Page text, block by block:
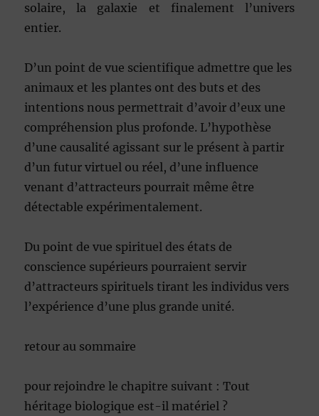
solaire, la galaxie et finalement l’univers
entier.
D’un point de vue scientifique admettre que les
animaux et les plantes ont des buts et des
intentions nous permettrait d’avoir d’eux une
compréhension plus profonde. L’hypothèse
d’une causalité agissant sur le présent à partir
d’un futur virtuel ou réel, d’une influence
venant d’attracteurs pourrait même être
détectable expérimentalement.
Du point de vue spirituel des états de
conscience supérieurs pourraient servir
d’attracteurs spirituels tirant les individus vers
l’expérience d’une plus grande unité.
retour au sommaire
pour rejoindre le chapitre suivant : Tout
héritage biologique est-il matériel ?